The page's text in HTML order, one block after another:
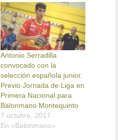
Antonio Serradilla
convocado con la
selección española junior.
Previo Jornada de Liga en
Primera Nacional para
Balonmano Montequinto
7 octubre, 2017
En «Balonmano»